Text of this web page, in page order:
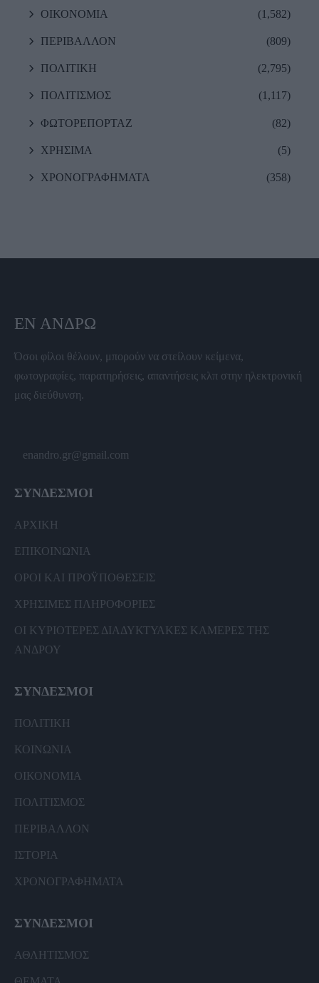
ΟΙΚΟΝΟΜΙΑ (1,582)
ΠΕΡΙΒΑΛΛΟΝ (809)
ΠΟΛΙΤΙΚΗ (2,795)
ΠΟΛΙΤΙΣΜΟΣ (1,117)
ΦΩΤΟΡΕΠΟΡΤΑΖ (82)
ΧΡΗΣΙΜΑ (5)
ΧΡΟΝΟΓΡΑΦΗΜΑΤΑ (358)
ΕΝ ΆΝΔΡΩ
Όσοι φίλοι θέλουν, μπορούν να στείλουν κείμενα,
φωτογραφίες, παρατηρήσεις, απαντήσεις κλπ στην ηλεκτρονική
μας διεύθυνση.
enandro.gr@gmail.com
ΣΥΝΔΕΣΜΟΙ
ΑΡΧΙΚΗ
ΕΠΙΚΟΙΝΩΝΙΑ
ΟΡΟΙ ΚΑΙ ΠΡΟΫΠΟΘΕΣΕΙΣ
ΧΡΗΣΙΜΕΣ ΠΛΗΡΟΦΟΡΙΕΣ
ΟΙ ΚΥΡΙΟΤΕΡΕΣ ΔΙΑΔΥΚΤΥΑΚΕΣ ΚΑΜΕΡΕΣ ΤΗΣ
ΑΝΔΡΟΥ
ΣΥΝΔΕΣΜΟΙ
ΠΟΛΙΤΙΚΗ
ΚΟΙΝΩΝΙΑ
ΟΙΚΟΝΟΜΙΑ
ΠΟΛΙΤΙΣΜΟΣ
ΠΕΡΙΒΑΛΛΟΝ
ΙΣΤΟΡΙΑ
ΧΡΟΝΟΓΡΑΦΗΜΑΤΑ
ΣΥΝΔΕΣΜΟΙ
ΑΘΛΗΤΙΣΜΟΣ